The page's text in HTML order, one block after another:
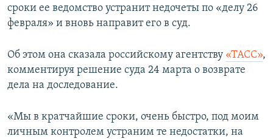
сроки ее ведомство устранит недочеты по «делу 26
февраля» и вновь направит его в суд.
Об этом она сказала российскому агентству «ТАСС»,
комментируя решение суда 24 марта о возврате
дела на доследование.
«Мы в кратчайшие сроки, очень быстро, под моим
личным контролем устраним те недостатки, на